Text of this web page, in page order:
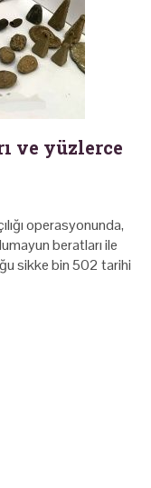
ve yüzlerce
operasyonunda,
beratları ile
sikke bin 502 tarihi